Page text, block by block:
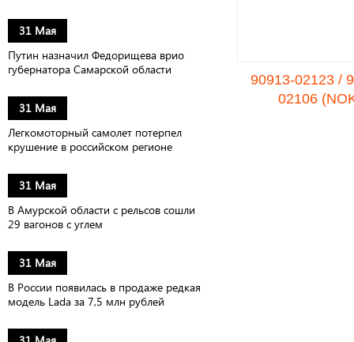
31 Мая
Путин назначил Федорищева врио
губернатора Самарской области
31 Мая
Легкомоторный самолет потерпел
крушение в российском регионе
31 Мая
В Амурской области с рельсов сошли
29 вагонов с углем
31 Мая
В России появилась в продаже редкая
модель Lada за 7,5 млн рублей
90913-02123 /
02106